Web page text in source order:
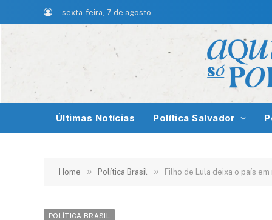
sexta-feira, 7 de agosto
Últimas Notícias Política Salvador
Home » Política Brasil » Filho de Lula deixa o país
POLÍTICA BRASIL